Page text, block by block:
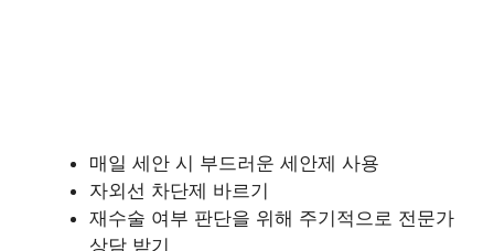
매일 세안 시 부드러운 세안제 사용
자외선 차단제 바르기
재수술 여부 판단을 위해 주기적으로 전문가
상담 받기